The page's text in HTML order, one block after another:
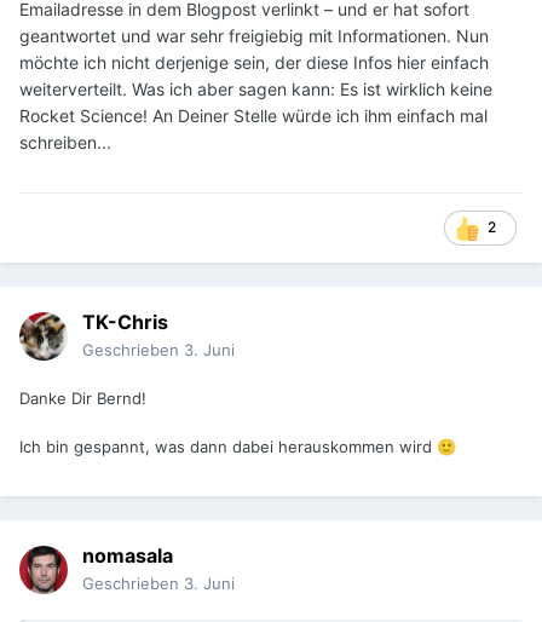
Emailadresse in dem Blogpost verlinkt – und er hat sofort
geantwortet und war sehr freigiebig mit Informationen. Nun
möchte ich nicht derjenige sein, der diese Infos hier einfach
weiterverteilt. Was ich aber sagen kann: Es ist wirklich keine
Rocket Science! An Deiner Stelle würde ich ihm einfach mal
schreiben...
2
TK-Chris
Geschrieben 3. Juni
Danke Dir Bernd!
Ich bin gespannt, was dann dabei herauskommen wird 🙂
nomasala
Geschrieben 3. Juni